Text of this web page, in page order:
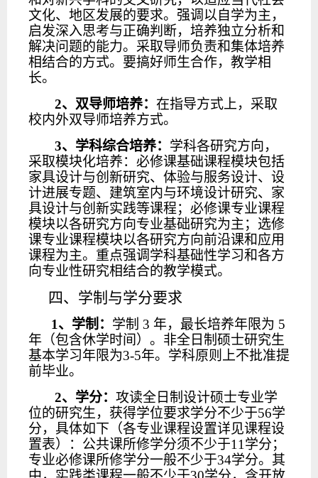
文化、地区发展的要求。强调以自学为主，
启发深入思考与正确判断，培养独立分析和
解决问题的能力。采取导师负责和集体培养
相结合的方式。要搞好师生合作，教学相
长。
2、双导师培养： 在指导方式上，采取
校内外双导师培养方式。
3、学科综合培养： 学科各研究方向，
采取模块化培养：必修课基础课程模块包括
家具设计与创新研究、体验与服务设计、设
计进展专题、建筑室内与环境设计研究、家
具设计与创新实践等课程；必修课专业课程
模块以各研究方向专业基础研究为主；选修
课专业课程模块以各研究方向前沿课和应用
课程为主。重点强调学科基础性学习和各方
向专业性研究相结合的教学模式。
四、学制与学分要求
1、学制： 学制 3 年，最长培养年限为 5
年（包含休学时间）。非全日制硕士研究生
基本学习年限为3-5年。学科原则上不批准提
前毕业。
2、学分： 攻读全日制设计硕士专业学
位的研究生，获得学位要求学分不少于56学
分，具体如下（各专业课程设置详见课程设
置表）：公共课所修学分须不少于11学分；
专业必修课所修学分一般不少于34学分。其